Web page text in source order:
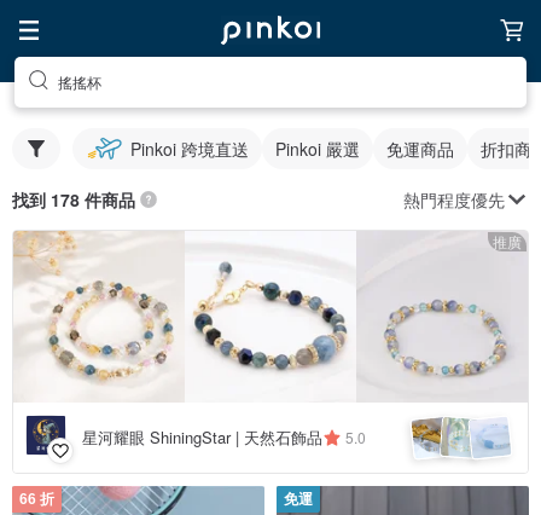
搖搖杯
Pinkoi 跨境直送 Pinkoi 嚴選 免運商品 折扣商
找到 178 件商品 熱門程度優先
推廣
星河耀眼 ShiningStar | 天然石飾品 5.0
66 折 免運